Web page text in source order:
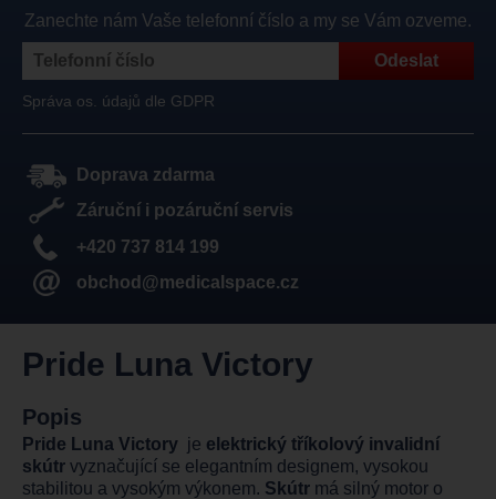
Zanechte nám Vaše telefonní číslo a my se Vám ozveme.
Správa os. údajů dle GDPR
Doprava zdarma
Záruční i pozáruční servis
+420 737 814 199
obchod@medicalspace.cz
Pride Luna Victory
Popis
Pride Luna Victory je elektrický tříkolový invalidní
skútr vyznačující se elegantním designem, vysokou
stabilitou a vysokým výkonem. Skútr má silný motor o